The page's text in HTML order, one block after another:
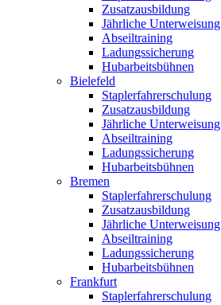
Zusatzausbildung
Jährliche Unterweisung
Abseiltraining
Ladungssicherung
Hubarbeitsbühnen
Bielefeld
Staplerfahrerschulung
Zusatzausbildung
Jährliche Unterweisung
Abseiltraining
Ladungssicherung
Hubarbeitsbühnen
Bremen
Staplerfahrerschulung
Zusatzausbildung
Jährliche Unterweisung
Abseiltraining
Ladungssicherung
Hubarbeitsbühnen
Frankfurt
Staplerfahrerschulung